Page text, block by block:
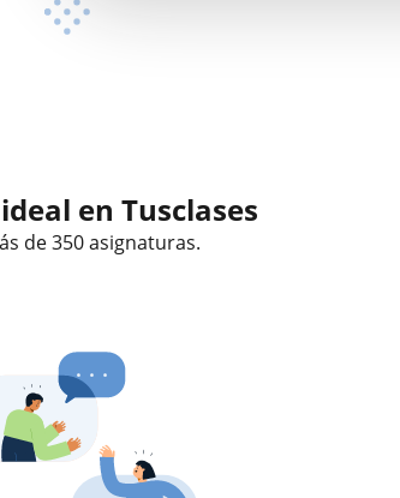
en Tusclases
de 350 asignaturas.